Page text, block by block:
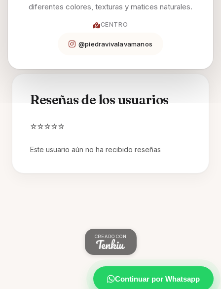
diferentes colores, texturas y matices naturales.
CENTRO
@piedravivalavamanos
Continuar por Whatsapp
Reseñas de los usuarios
⭐⭐⭐⭐⭐
Este usuario aún no ha recibido reseñas
CREADO CON